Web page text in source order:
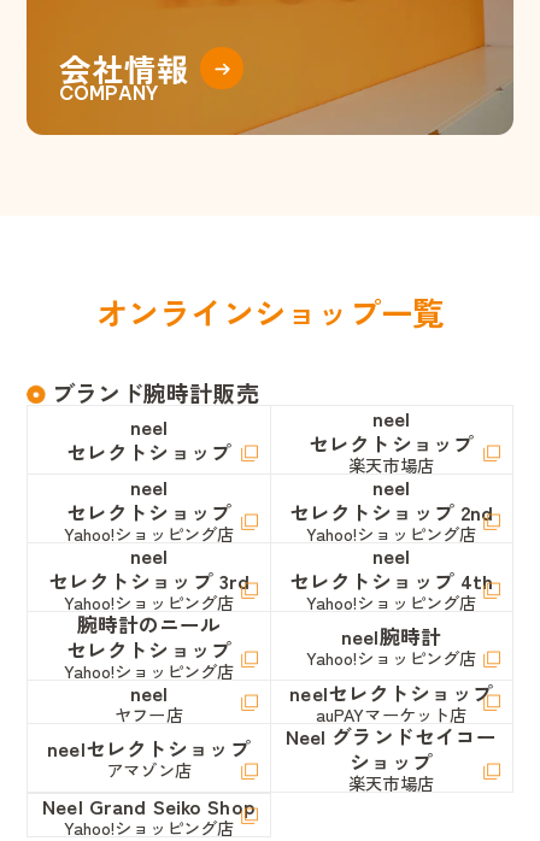
会社情報
COMPANY
オンライ ンシ ョ ッ プ一覧
ブランド腕時計販売
neel
セレクトショップ
neel
セレクトショップ
楽天市場店
neel
セレクトショップ
Yahoo!ショッピング店
neel
セレクトショップ 2nd
Yahoo!ショッピング店
neel
セレクトショップ 3rd
Yahoo!ショッピング店
neel
セレクトショップ 4th
Yahoo!ショッピング店
腕時計のニール
セレクトショップ
Yahoo!ショッピング店
neel腕時計
Yahoo!ショッピング店
neel
ヤフー店
neelセレクトショップ
auPAYマーケット店
neelセレクトショップ
アマゾン店
Neel グランドセイコー
ショップ
楽天市場店
Neel Grand Seiko Shop
Yahoo!ショッピング店